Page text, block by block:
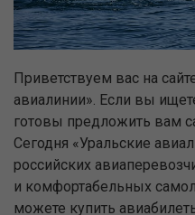
Приветствуем вас на
авиалинии». Если вы
готовы предложить вам
Сегодня «Уральские
российских
и комфортабельных
можете купить